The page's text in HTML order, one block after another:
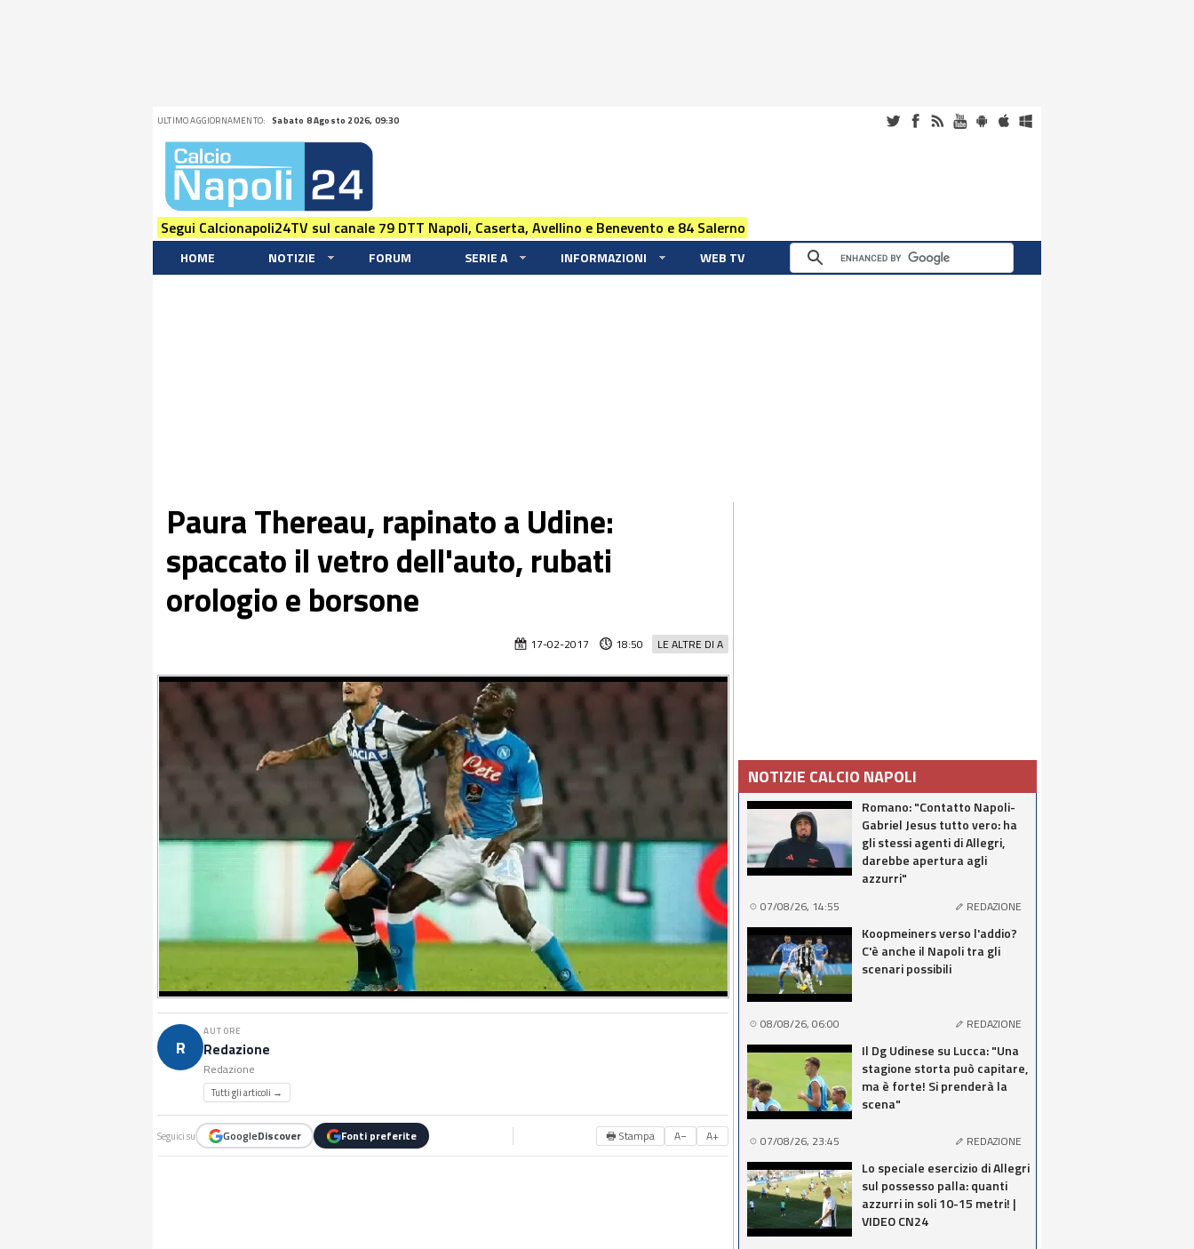
ULTIMO AGGIORNAMENTO: Sabato 8 Agosto 2026, 09:30
Segui Calcionapoli24TV sul canale 79 DTT Napoli, Caserta, Avellino e Benevento e 84 Salerno
HOME NOTIZIE FORUM SERIE A INFORMAZIONI WEB TV
Paura Thereau, rapinato a Udine:
spaccato il vetro dell'auto, rubati
orologio e borsone
LE ALTRE DI A
17-02-2017 18:50
R
AUTORE
Redazione
Redazione
Tutti gli articoli →
Seguici su GoogleDiscover Fonti preferite 🖶 Stampa A− A+
NOTIZIE CALCIO NAPOLI
Romano: "Contatto Napoli-
Gabriel Jesus tutto vero: ha
gli stessi agenti di Allegri,
darebbe apertura agli
azzurri"
07/08/26, 14:55 REDAZIONE
Koopmeiners verso l'addio?
C'è anche il Napoli tra gli
scenari possibili
08/08/26, 06:00 REDAZIONE
Il Dg Udinese su Lucca: "Una
stagione storta può capitare,
ma è forte! Si prenderà la
scena"
07/08/26, 23:45 REDAZIONE
Lo speciale esercizio di Allegri
sul possesso palla: quanti
azzurri in soli 10-15 metri! |
VIDEO CN24